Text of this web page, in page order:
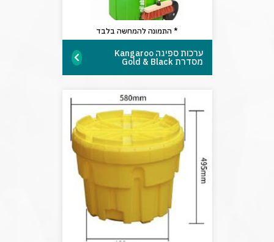
* התמונה להמחשה בלבד
ערכות ספיגה Kangaroo
מסדרת Gold & Black